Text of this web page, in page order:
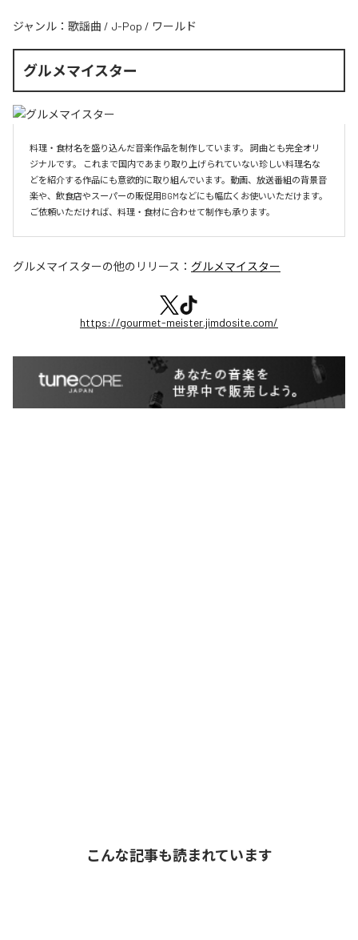
ジャンル： 歌謡曲 / J-Pop / ワールド
グルメマイスター
料理・食材名を盛り込んだ音楽作品を制作しています。 詞曲とも完全オリ
ジナルです。 これまで国内であまり取り上げられていない珍しい料理名な
どを紹介する作品にも意欲的に取り組んでいます。動画、放送番組の背景音
楽や、飲食店やスーパーの販促用BGMなどにも幅広くお使いいただけます。
ご依頼いただければ、料理・食材に合わせて制作も承ります。
グルメマイスターの他のリリース： グルメマイスター
https://gourmet-meister.jimdosite.com/
こんな記事も読まれています